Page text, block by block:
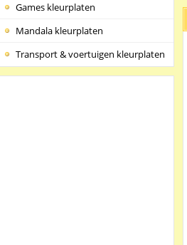
Games kleurplaten
Mandala kleurplaten
Transport & voertuigen kleurplaten